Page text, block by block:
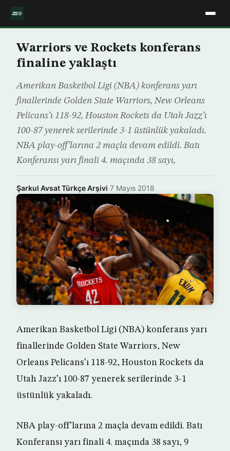
Warriors ve Rockets konferans
finaline yaklaştı
Amerikan Basketbol Ligi (NBA) konferans yarı
finallerinde Golden State Warriors, New Orleans
Pelicans’ı 118-92, Houston Rockets da Utah Jazz’ı
100-87 yenerek serilerinde 3-1 üstünlük yakaladı.
NBA play-off’larına 2 maçla devam edildi. Batı
Konferansı yarı finali 4. maçında 38 sayı,
Şarkul Avsat Türkçe Arşivi·7 Mayıs 2018
Amerikan Basketbol Ligi (NBA) konferans yarı
finallerinde Golden State Warriors, New
Orleans Pelicans’ı 118-92, Houston Rockets da
Utah Jazz’ı 100-87 yenerek serilerinde 3-1
üstünlük yakaladı.
NBA play-off’larına 2 maçla devam edildi. Batı
Konferansı yarı finali 4. maçında 38 sayı, 9